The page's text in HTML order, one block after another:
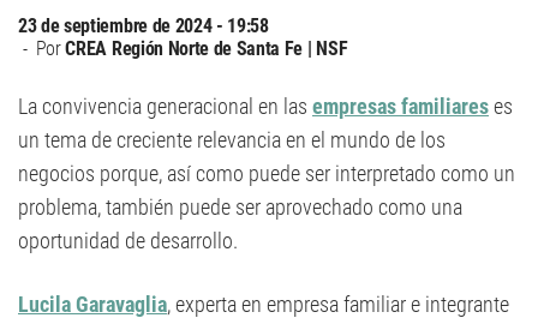
23 de septiembre de 2024 - 19:58
PorCREA Región Norte de Santa Fe | NSF
La convivencia generacional en las empresas familiareses
un tema de creciente relevancia en el mundo de los
negocios porque, así como puede ser interpretado como un
problema, también puede ser aprovechado como una
oportunidad de desarrollo.
Lucila Garavaglia, experta en empresa familiar e integrante